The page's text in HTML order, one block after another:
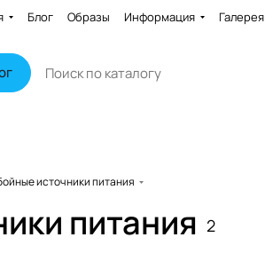
Блог Образы Информация Галерея
источники питания
питания 2